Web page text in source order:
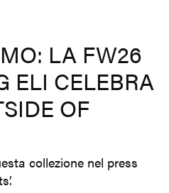
LA FW26
ELI CELEBRA
OF
collezione nel press